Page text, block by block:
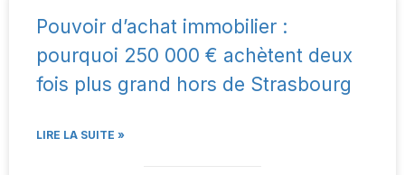
Pouvoir d’achat immobilier :
pourquoi 250 000 € achètent deux
fois plus grand hors de Strasbourg
LIRE LA SUITE »